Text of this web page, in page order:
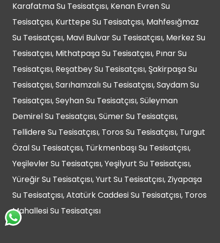
Karafatma Su Tesisatçısı, Kenan Evren Su
Tesisatçısı, Kurttepe Su Tesisatçısı, Mahfesığmaz
Su Tesisatçısı, Mavi Bulvar Su Tesisatçısı, Merkez Su
Tesisatçısı, Mithatpaşa Su Tesisatçısı, Pınar Su
Tesisatçısı, Reşatbey Su Tesisatçısı, Şakirpaşa Su
Tesisatçısı, Sarıhamzalı Su Tesisatçısı, Saydam Su
Tesisatçısı, Seyhan Su Tesisatçısı, Süleyman
Demirel Su Tesisatçısı, Sümer Su Tesisatçısı,
Tellidere Su Tesisatçısı, Toros Su Tesisatçısı, Turgut
Özal Su Tesisatçısı, Türkmenbaşı Su Tesisatçısı,
Yeşilevler Su Tesisatçısı, Yeşilyurt Su Tesisatçısı,
Yüreğir Su Tesisatçısı, Yurt Su Tesisatçısı, Ziyapaşa
Su Tesisatçısı, Atatürk Caddesi Su Tesisatçısı, Toros
Mahallesi Su Tesisatçısı